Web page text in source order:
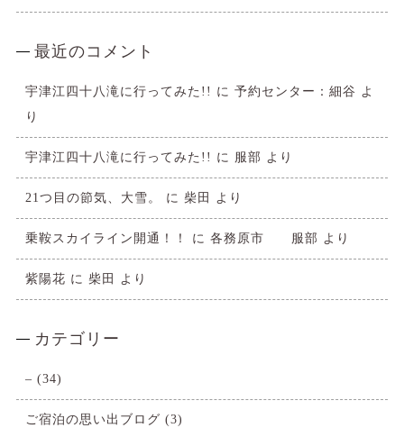
最近のコメント
宇津江四十八滝に行ってみた!! に 予約センター：細谷 よ
り
宇津江四十八滝に行ってみた!! に 服部 より
21つ目の節気、大雪。 に 柴田 より
乗鞍スカイライン開通！！ に 各務原市 服部 より
紫陽花 に 柴田 より
カテゴリー
– (34)
ご宿泊の思い出ブログ (3)